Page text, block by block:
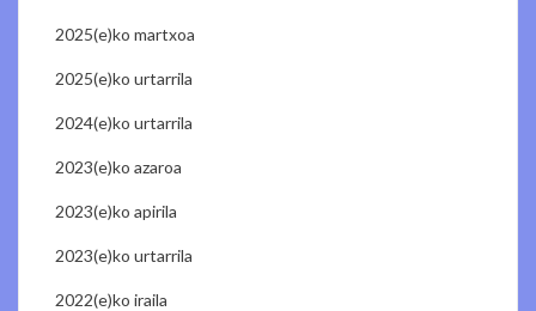
2025(e)ko martxoa
2025(e)ko urtarrila
2024(e)ko urtarrila
2023(e)ko azaroa
2023(e)ko apirila
2023(e)ko urtarrila
2022(e)ko iraila